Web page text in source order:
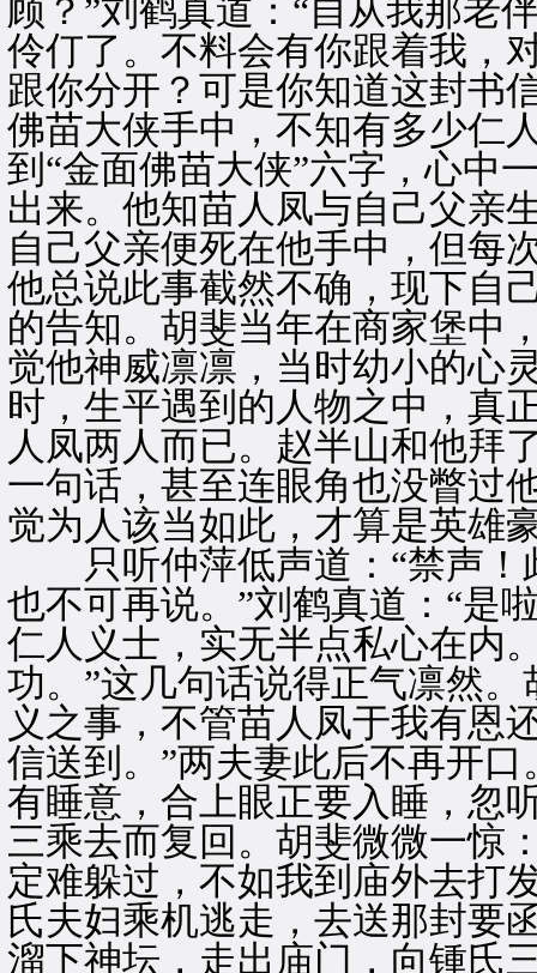
顾？”刘鹤真道：“自从我那老
伶仃了。不料会有你跟着我，
跟你分开？可是你知道这封书
佛苗大侠手中，不知有多少
到“金面佛苗大侠”六字，心中
出来。他知苗人凤与自己父亲
自己父亲便死在他手中，但每
他总说此事截然不确，现下自
的告知。胡斐当年在商家堡中
觉他神威凛凛，当时幼小的心
时，生平遇到的人物之中，真
人凤两人而已。赵半山和他拜
一句话，甚至连眼角也没瞥过
觉为人该当如此，才算是英雄
只听仲萍低声道：“禁声！
也不可再说。”刘鹤真道：“是
仁人义士，实无半点私心在内
功。”这几句话说得正气凛然
义之事，不管苗人凤于我有恩
信送到。”两夫妻此后不再开
有睡意，合上眼正要入睡，忽
三乘去而复回。胡斐微微一惊
定难躲过，不如我到庙外去打
氏夫妇乘机逃走，去送那封要
溜下神坛，走出庙门，向锺氏